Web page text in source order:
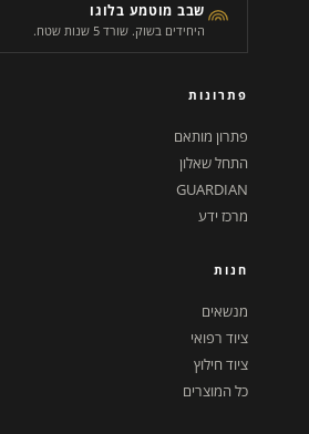
שבב מוטמע בלוגו
היחידים בשוק. שורד 5 שנות שטח.
פתרונות
פתרון מותאם
התחל שאלון
GUARDIAN
מרכז ידע
חנות
מנשאים
ציוד רפואי
ציוד חילוץ
כל המוצרים